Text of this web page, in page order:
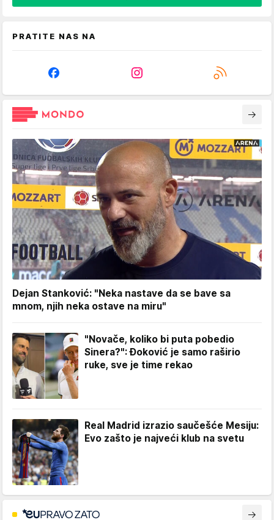
PRATITE NAS NA
Dejan Stanković: "Neka nastave da se bave sa
mnom, njih neka ostave na miru"
"Novače, koliko bi puta pobedio
Sinera?": Đoković je samo raširio
ruke, sve je time rekao
Real Madrid izrazio saučešće Mesiju:
Evo zašto je najveći klub na svetu